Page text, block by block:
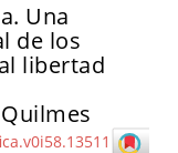
Una
de los
libertad